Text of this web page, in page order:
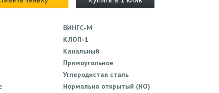
ВИНГС-М
КЛОП-1
Канальный
Прямоугольное
Углеродистая сталь
Нормально открытый (НО)